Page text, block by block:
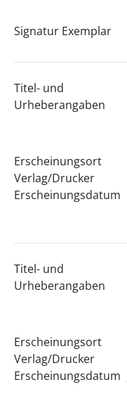
Signatur Exemplar
Titel- und
Urheberangaben
Erscheinungsort
Verlag/Drucker
Erscheinungsdatum
Titel- und
Urheberangaben
Erscheinungsort
Verlag/Drucker
Erscheinungsdatum